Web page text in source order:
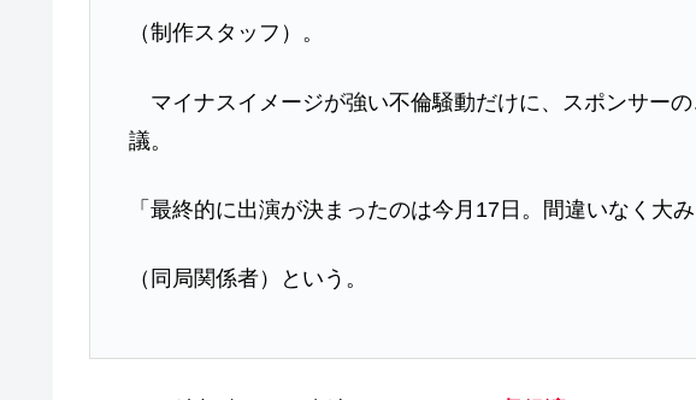
（制作スタッフ）。
マイナスイメージが強い不倫騒動だけに、スポンサー
議。
「最終的に出演が決まったのは今月17日。間違いなく大
（同局関係者）という。